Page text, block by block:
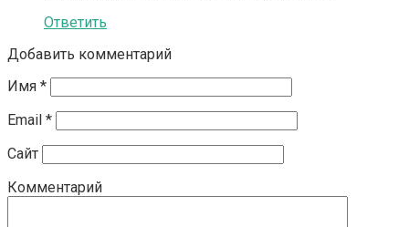
Ответить
Добавить комментарий
Имя *
Email *
Сайт
Комментарий